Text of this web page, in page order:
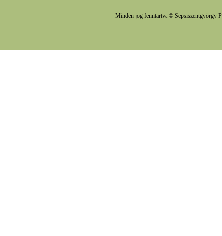
Minden jog fenntartva © Sepsiszentgyörgy